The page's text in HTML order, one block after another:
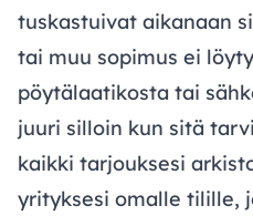
tuskastuivat aikanaan
tai muu sopimus ei
pöytälaatikosta tai
juuri silloin kun sitä
kaikki tarjouksesi
yrityksesi omalle tilille,